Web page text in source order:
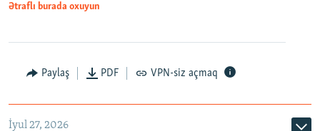
Ətraflı burada oxuyun
Paylaş PDF VPN-siz açmaq
İyul 27, 2026